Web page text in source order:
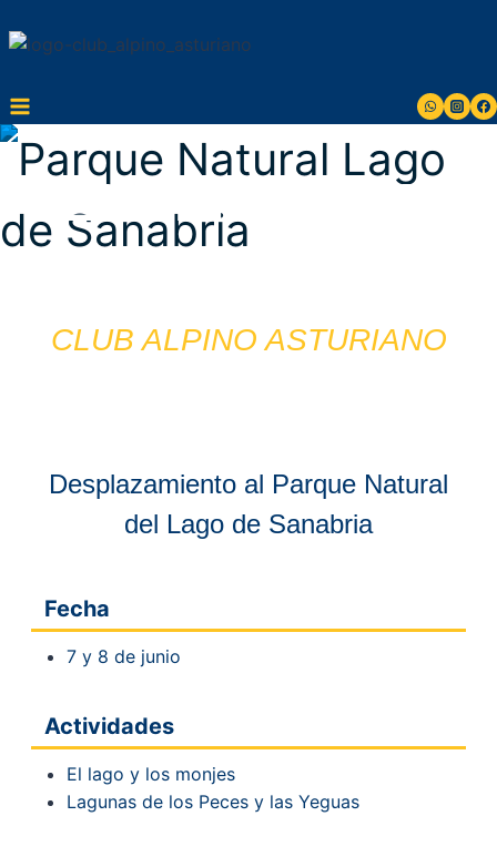
al
SENDERISMO EN
SANABRIA
CLUB ALPINO ASTURIANO
Desplazamiento al Parque Natural
del Lago de Sanabria
Fecha
7 y 8 de junio
Actividades
El lago y los monjes
Lagunas de los Peces y las Yeguas